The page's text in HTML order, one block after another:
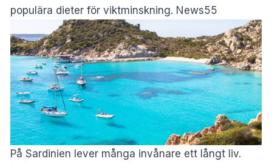
populära dieter för viktminskning. News55
På Sardinien lever många invånare ett långt liv.